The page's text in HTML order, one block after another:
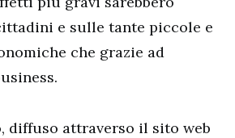
e sulle tante piccole e
che grazie ad
diffuso attraverso il sito web